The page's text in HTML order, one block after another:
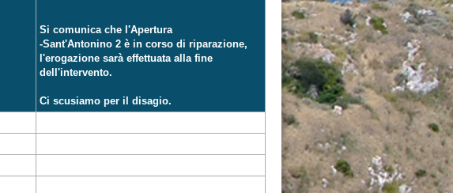
Si comunica che l'Apertura
-Sant'Antonino 2 è in corso di riparazione,
l'erogazione sarà effettuata alla fine
dell'intervento.
Ci scusiamo per il disagio.